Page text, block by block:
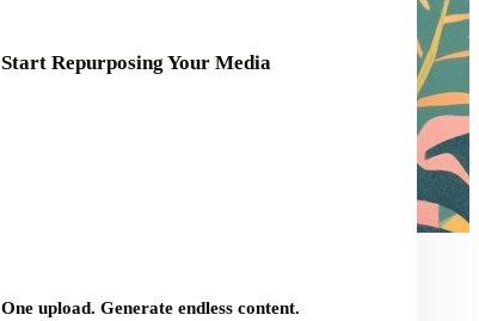
Start Repurposing Your Media
One upload. Generate endless content.